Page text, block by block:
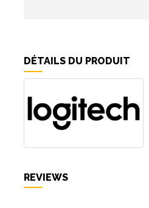
DÉTAILS DU PRODUIT
REVIEWS